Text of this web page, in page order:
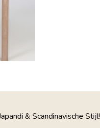
& Scandinavische Stijl!